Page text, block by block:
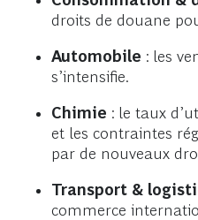
droits de douane
Automobile : les
s’intensifie.
Chimie : le taux
et les contraintes
par de nouveaux
Transport &
commerce